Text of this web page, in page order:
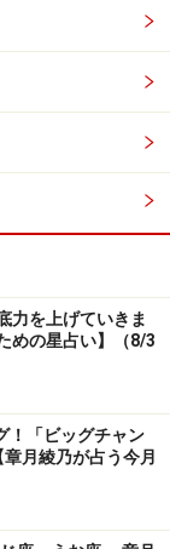
力を上げていきま
めの星占い】（8/3
！「ビッグチャン
月綾乃が占う今月